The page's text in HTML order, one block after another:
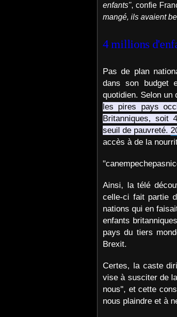
enfants", confie
mangé, ils avaient
4 millions
Pas de plan
dans son budget
quotidien. Selon un
les pires pays
Britanniques, soit
seuil de pauvreté.
accès à de la
Ainsi, la télé
celle-ci fait partie
nations qui en
enfants
pays du tiers
Brexit.
Certes, la caste
vise à susciter de
nous", et cette
nous plaindre et à